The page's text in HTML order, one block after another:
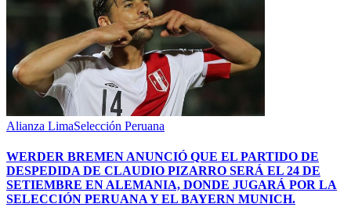
Alianza LimaSelección Peruana
WERDER BREMEN ANUNCIÓ QUE EL PARTIDO DE
DESPEDIDA DE CLAUDIO PIZARRO SERÁ EL 24 DE
SETIEMBRE EN ALEMANIA, DONDE JUGARÁ POR LA
SELECCIÓN PERUANA Y EL BAYERN MUNICH.